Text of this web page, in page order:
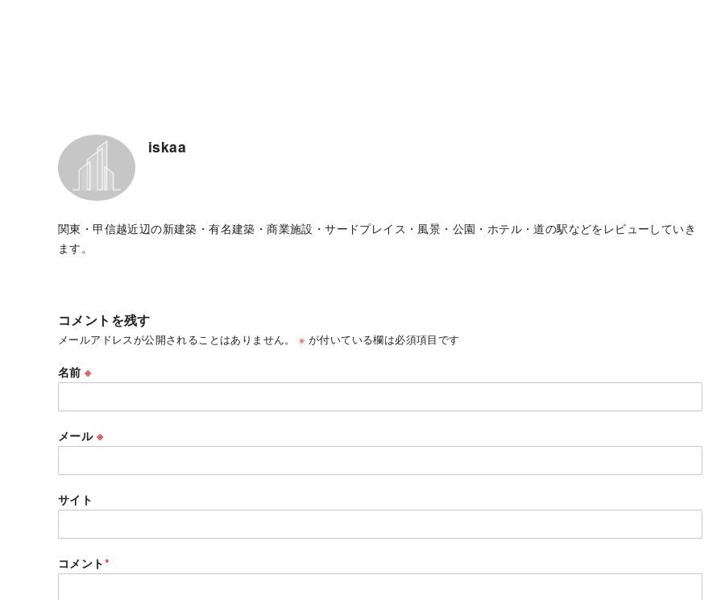
iskaa
関東・甲信越近辺の新建築・有名建築・商業施設・サードプレイス・風景・公園・ホテル・道の駅などをレビューしていき
ます。
コメントを残す
メールアドレスが公開されることはありません。 ※ が付いている欄は必須項目です
名前※
メール ※
サイト
コメント*